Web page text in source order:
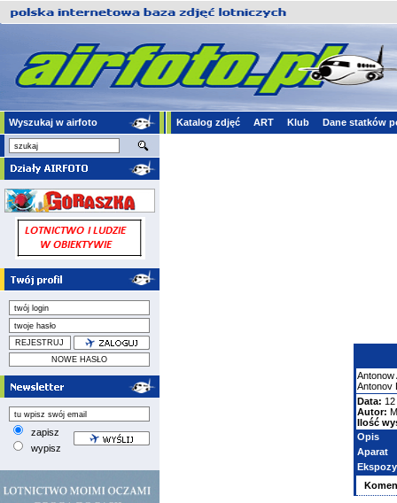
Wyszukaj w airfoto Katalog zdjęć ART Klub Dane statków
zapisz
wypisz
Antonow
Antonov
Data:
Autor:
Ilość
Opis
Aparat